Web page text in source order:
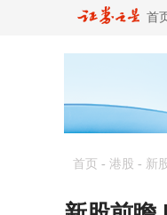
首
首页 - 港股 - 新